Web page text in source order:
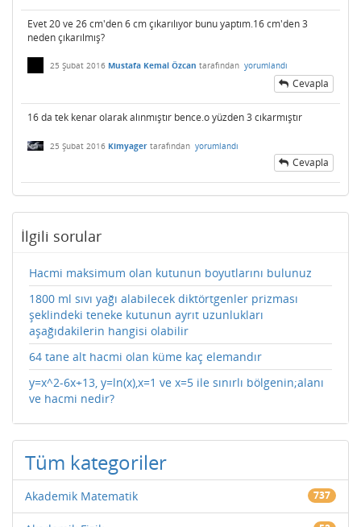
Evet 20 ve 26 cm'den 6 cm çıkarılıyor bunu yaptım.16 cm'den 3
neden çıkarılmış?
25 Şubat 2016 Mustafa Kemal Özcan tarafından yorumlandı
Cevapla
16 da tek kenar olarak alınmıştır bence.o yüzden 3 cıkarmıştır
25 Şubat 2016 Kimyager tarafından yorumlandı
Cevapla
İlgili sorular
Hacmi maksimum olan kutunun boyutlarını bulunuz
1800 ml sıvı yağı alabilecek diktörtgenler prizması
şeklindeki teneke kutunun ayrıt uzunlukları
aşağıdakilerin hangisi olabilir
64 tane alt hacmi olan küme kaç elemandır
y=x^2-6x+13, y=ln(x),x=1 ve x=5 ile sınırlı bölgenin;alanı
ve hacmi nedir?
Tüm kategoriler
Akademik Matematik 737